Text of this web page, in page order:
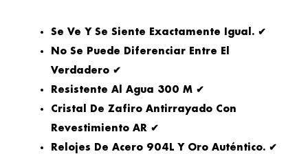
Se Ve Y Se Siente Exactamente Igual. ✔
No Se Puede Diferenciar Entre El
Verdadero ✔
Resistente Al Agua 300 M ✔
Cristal De Zafiro Antirrayado Con
Revestimiento AR ✔
Relojes De Acero 904L Y Oro Auténtico. ✔